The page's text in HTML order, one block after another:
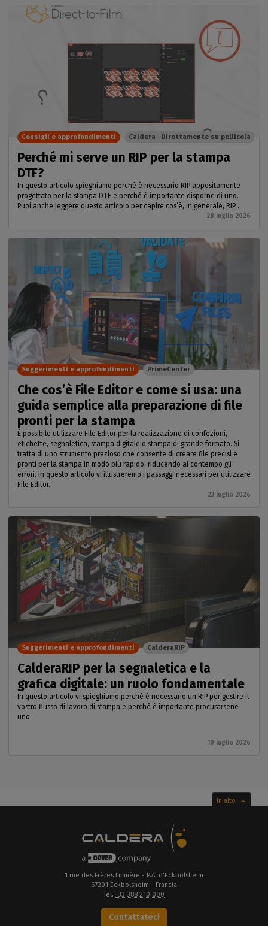
Perché mi serve un RIP per la stampa
DTF?
In questo articolo spieghiamo perché è necessario RIP appositamente
progettato per la stampa DTF e perché è importante disporne di uno.
Puoi anche leggere questo articolo per capire cos’è, in generale, RIP .
28 luglio 2026
Consigli e approfondimenti Caldera- Direttamente su pellicola
Che cos’è File Editor e come si usa: una
guida semplice alla preparazione di file
pronti per la stampa
È possibile utilizzare File Editor per la realizzazione di confezioni,
etichette, segnaletica, stampa digitale o stampa di grande formato. Si
tratta di uno strumento prezioso che consente di creare file precisi e
pronti per la stampa in modo più rapido, riducendo al contempo gli
errori. In questo articolo vi illustreremo i passaggi necessari per utilizzare
File Editor.
23 luglio 2026
Suggerimenti e approfondimenti PrimeCenter
CalderaRIP per la segnaletica e la
grafica digitale: un ruolo fondamentale
In questo articolo vi spieghiamo perché è necessario un RIP per gestire il
vostro flusso di lavoro di stampa e perché è importante procurarsene
uno.
10 luglio 2026
Suggerimenti e approfondimenti CalderaRIP
In alto
1 rue des Frères Lumière - P.A. d'Eckbolsheim
67201 Eckbolsheim - Francia
Tel. +33 388 210 000
Contattateci